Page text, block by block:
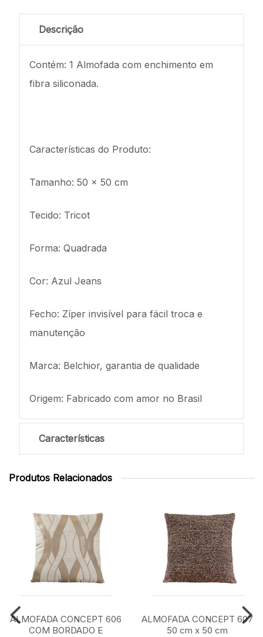
Descrição
Contém: 1 Almofada com enchimento em
fibra siliconada.
Características do Produto:
Tamanho: 50 x 50 cm
Tecido: Tricot
Forma: Quadrada
Cor: Azul Jeans
Fecho: Zíper invisível para fácil troca e
manutenção
Marca: Belchior, garantia de qualidade
Origem: Fabricado com amor no Brasil
Características
Produtos Relacionados
ALMOFADA CONCEPT 606
COM BORDADO E
ALMOFADA CONCEPT 607
50 cm x 50 cm